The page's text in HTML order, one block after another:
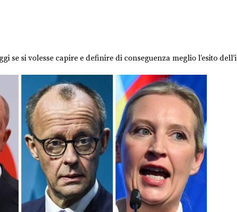
se si volesse capire e definire di conseguenza meglio l’esito